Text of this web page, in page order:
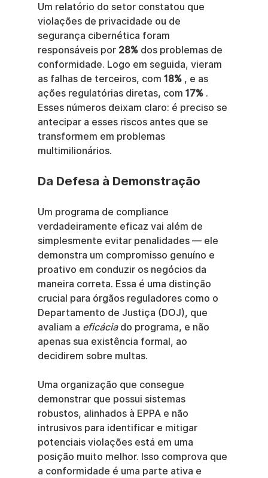
Um relatório do setor constatou que
violações de privacidade ou de
segurança cibernética foram
responsáveis por 28% dos problemas de
conformidade. Logo em seguida, vieram
as falhas de terceiros, com 18% , e as
ações regulatórias diretas, com 17% .
Esses números deixam claro: é preciso se
antecipar a esses riscos antes que se
transformem em problemas
multimilionários.
Da Defesa à Demonstração
Um programa de compliance
verdadeiramente eficaz vai além de
simplesmente evitar penalidades — ele
demonstra um compromisso genuíno e
proativo em conduzir os negócios da
maneira correta. Essa é uma distinção
crucial para órgãos reguladores como o
Departamento de Justiça (DOJ), que
avaliam a eficácia do programa, e não
apenas sua existência formal, ao
decidirem sobre multas.
Uma organização que consegue
demonstrar que possui sistemas
robustos, alinhados à EPPA e não
intrusivos para identificar e mitigar
potenciais violações está em uma
posição muito melhor. Isso comprova que
a conformidade é uma parte ativa e